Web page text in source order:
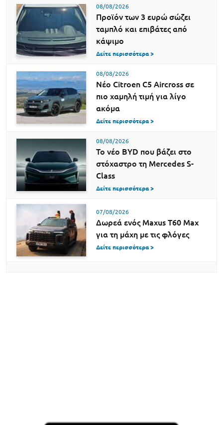
08/08/2026
Προϊόν των 3 ευρώ σώζει
ταμπλό και επιβάτες από
κάψιμο
Δείτε περισσότερα >
08/08/2026
Νέο Citroen C5 Aircross σε
πιο χαμηλή τιμή για λίγο
ακόμα
Δείτε περισσότερα >
08/08/2026
Το νέο BYD που βάζει στο
στόχαστρο τη Mercedes S-
Class
Δείτε περισσότερα >
07/08/2026
Δωρεά ενός Maxus T60 Max
για τη μάχη με τις φλόγες
Δείτε περισσότερα >